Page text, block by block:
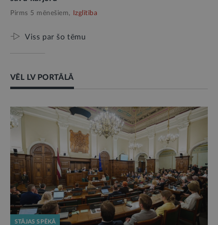
Pirms 5 mēnešiem, Izglītība
Viss par šo tēmu
VĒL LV PORTĀLĀ
STĀJAS SPĒKĀ